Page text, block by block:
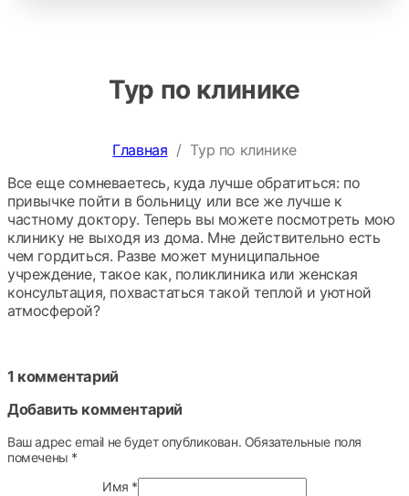
Тур по клинике
Главная / Тур по клинике
Все еще сомневаетесь, куда лучше обратиться: по
привычке пойти в больницу или все же лучше к
частному доктору. Теперь вы можете посмотреть мою
клинику не выходя из дома. Мне действительно есть
чем гордиться. Разве может муниципальное
учреждение, такое как, поликлиника или женская
консультация, похвастаться такой теплой и уютной
атмосферой?
1 комментарий
Добавить комментарий
Ваш адрес email не будет опубликован. Обязательные поля
помечены *
Имя *